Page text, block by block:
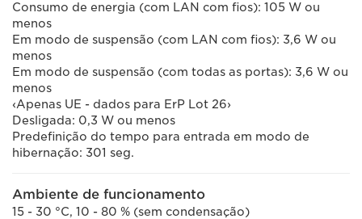
Consumo de energia (com LAN com fios): 105 W ou
menos
Em modo de suspensão (com LAN com fios): 3,6 W ou
menos
Em modo de suspensão (com todas as portas): 3,6 W ou
menos
‹Apenas UE - dados para ErP Lot 26›
Desligada: 0,3 W ou menos
Predefinição do tempo para entrada em modo de
hibernação: 301 seg.
Ambiente de funcionamento
15 - 30 °C, 10 - 80 % (sem condensação)